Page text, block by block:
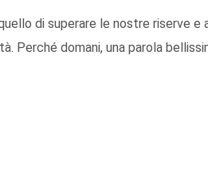
di superare le nostre riserve
Perché domani, una parola